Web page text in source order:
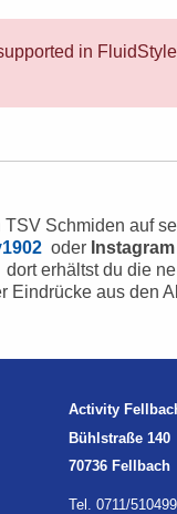
in
TSV Schmiden auf
oder
erhältst du die
Eindrücke aus den
Activity
Bühlstraße 140
70736 Fellbach
Tel. 0711/